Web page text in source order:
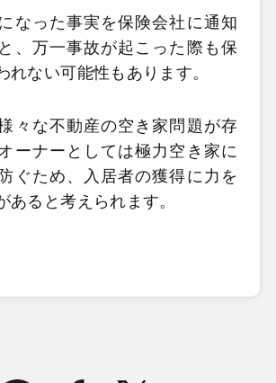
なった事実を保険会社に通知
、万一事故が起こった際も保
れない可能性もあります。
々な不動産の空き家問題が存
ーナーとしては極力空き家に
ぐため、入居者の獲得に力を
あると考えられます。